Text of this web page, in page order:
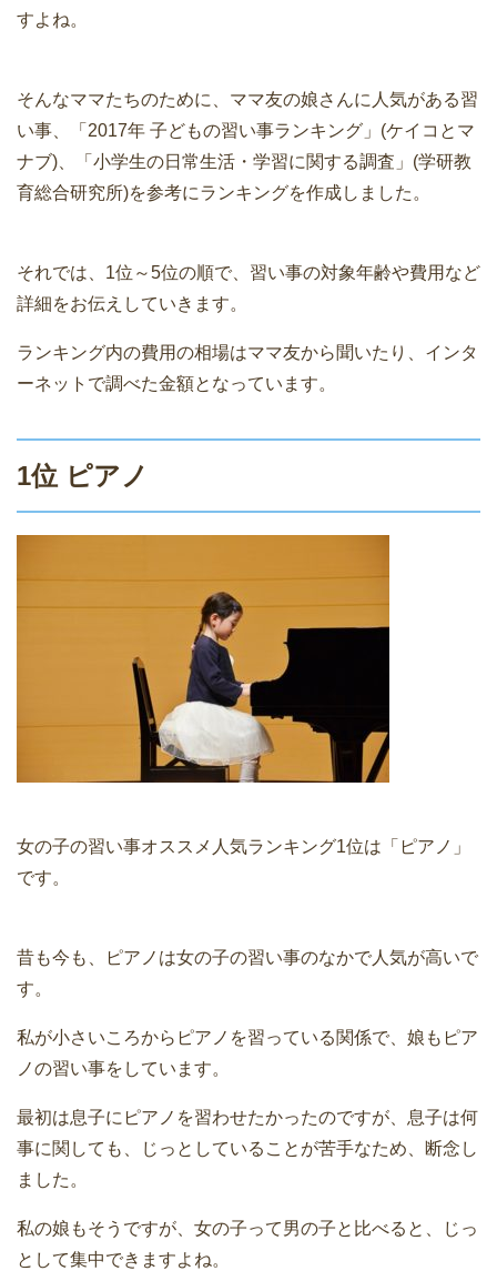
すよね。
そんなママたちのために、ママ友の娘さんに人気がある習
い事、「2017年 子どもの習い事ランキング」(ケイコとマ
ナブ)、「小学生の日常生活・学習に関する調査」(学研教
育総合研究所)を参考にランキングを作成しました。
それでは、1位～5位の順で、習い事の対象年齢や費用など
詳細をお伝えしていきます。
ランキング内の費用の相場はママ友から聞いたり、インタ
ーネットで調べた金額となっています。
1位 ピアノ
女の子の習い事オススメ人気ランキング1位は「ピアノ」
です。
昔も今も、ピアノは女の子の習い事のなかで人気が高いで
す。
私が小さいころからピアノを習っている関係で、娘もピア
ノの習い事をしています。
最初は息子にピアノを習わせたかったのですが、息子は何
事に関しても、じっとしていることが苦手なため、断念し
ました。
私の娘もそうですが、女の子って男の子と比べると、じっ
として集中できますよね。